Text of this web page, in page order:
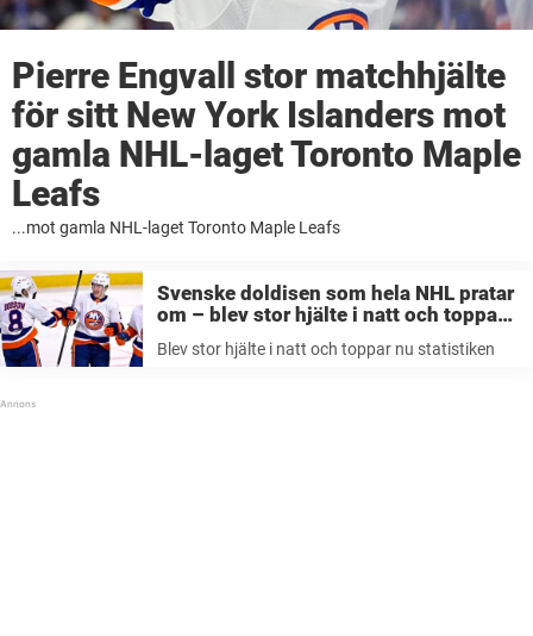
Pierre Engvall stor matchhjälte
för sitt New York Islanders mot
gamla NHL-laget Toronto Maple
Leafs
...mot gamla NHL-laget Toronto Maple Leafs
Svenske doldisen som hela NHL pratar
om – blev stor hjälte i natt och toppar
nu statistiken
Blev stor hjälte i natt och toppar nu statistiken